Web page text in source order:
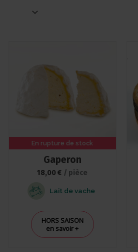
En rupture de stock
Gaperon
18,00€ / pièce
Lait de vache
HORS SAISON
en savoir +